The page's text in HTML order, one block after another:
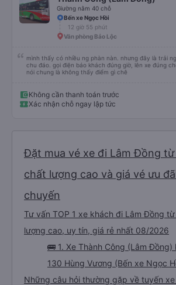
Giường nằm 40 chỗ
Bến xe Ngọc Hồi
12 giờ 55 phút
Văn phòng Bảo Lộc
mình thấy có nhiều ng phàn nàn. nhưng đây là trải
chu đáo. gọi điện báo khách đúng giờ, lên xe đúng
nói chung là không thấy điểm gì chê
Không cần thanh toán trước
Xác nhận chỗ ngay lập tức
Đặt mua vé xe đi Lâm Đồng từ
chất lượng cao và giá vé ưu
chuyến
Tư vấn TOP 1 xe khách đi Lâm Đồng
lượng cao, uy tín, giá rẻ nhất 08/2026
🚌 1. Xe Thành Công (Lâm Đồng)
130 Hùng Vương (Bến xe Ngọc
Những câu hỏi thường gặp về tuyến